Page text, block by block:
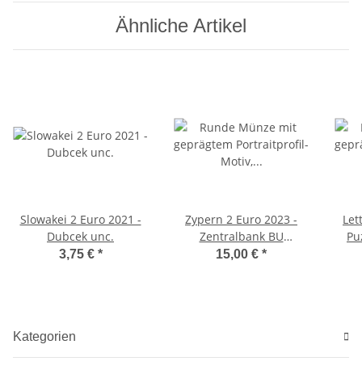
Ähnliche Artikel
Slowakei 2 Euro 2021 -
Dubcek unc.
3,75 € *
Zypern 2 Euro 2023 -
Zentralbank BU
Coincard
15,00 € *
Kategorien